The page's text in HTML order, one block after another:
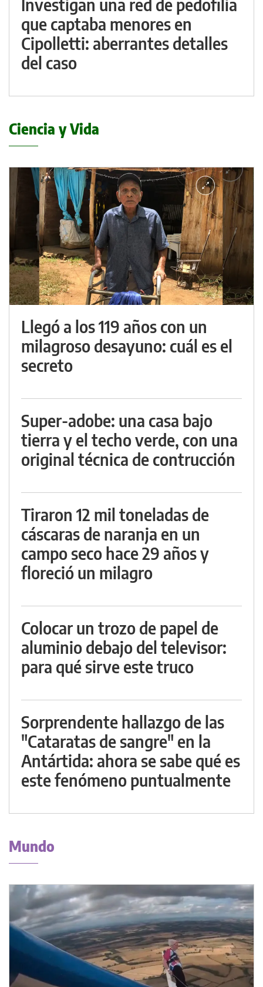
Investigan una red de pedofilia
que captaba menores en
Cipolletti: aberrantes detalles
del caso
Ciencia y Vida
Llegó a los 119 años con un
milagroso desayuno: cuál es el
secreto
Super-adobe: una casa bajo
tierra y el techo verde, con una
original técnica de contrucción
Tiraron 12 mil toneladas de
cáscaras de naranja en un
campo seco hace 29 años y
floreció un milagro
Colocar un trozo de papel de
aluminio debajo del televisor:
para qué sirve este truco
Sorprendente hallazgo de las
"Cataratas de sangre" en la
Antártida: ahora se sabe qué es
este fenómeno puntualmente
Mundo